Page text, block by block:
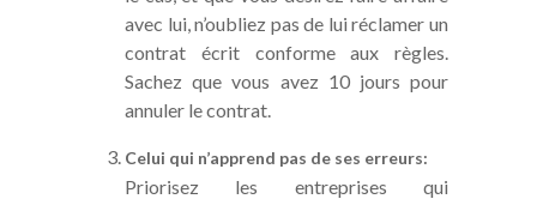
avec lui, n’oubliez pas de lui réclamer un
contrat écrit conforme aux règles.
Sachez que vous avez 10 jours pour
annuler le contrat.
Celui qui n’apprend pas de ses erreurs:
Priorisez les entreprises qui